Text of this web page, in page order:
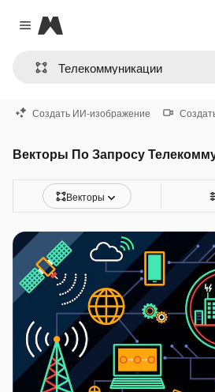
Close menu
Magnific
Создать ИИ-изображение
Векторы По Запросу
Векторы